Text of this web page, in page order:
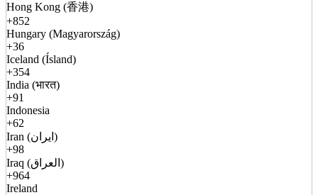
Hong Kong (香港)
+852
Hungary (Magyarország)
+36
Iceland (Ísland)
+354
India (भारत)
+91
Indonesia
+62
Iran (ایران)
+98
Iraq (العراق)
+964
Ireland